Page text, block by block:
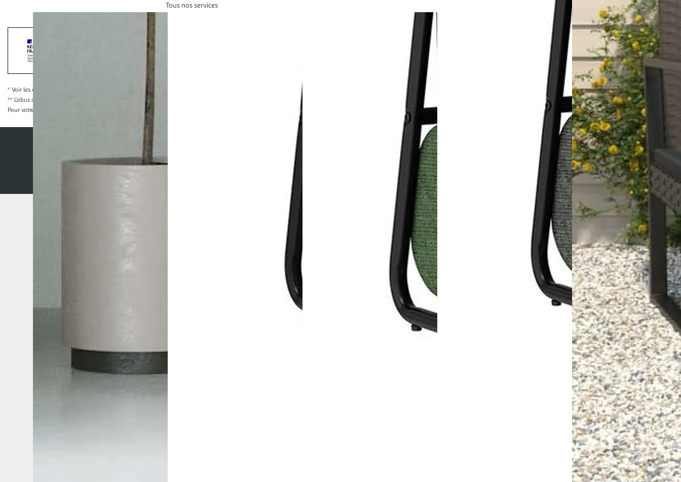
Tous nos services
Interdiction de vente de boissons alcooliques aux mineurs de moins de 18 ans
* Voir les conditions
** L’abus d’alcool est dangereux pour la santé, à consommer avec modération
Pour votre santé, évitez de grignoter entre les repas.
www.mangerbouger.fr
Nos conditions générales Mentions légales Conditions des offres et promotions Gérer mes préférences Politique de confidentialité Informations légales marketplace
Auchan 2026 © Tous droits réservés